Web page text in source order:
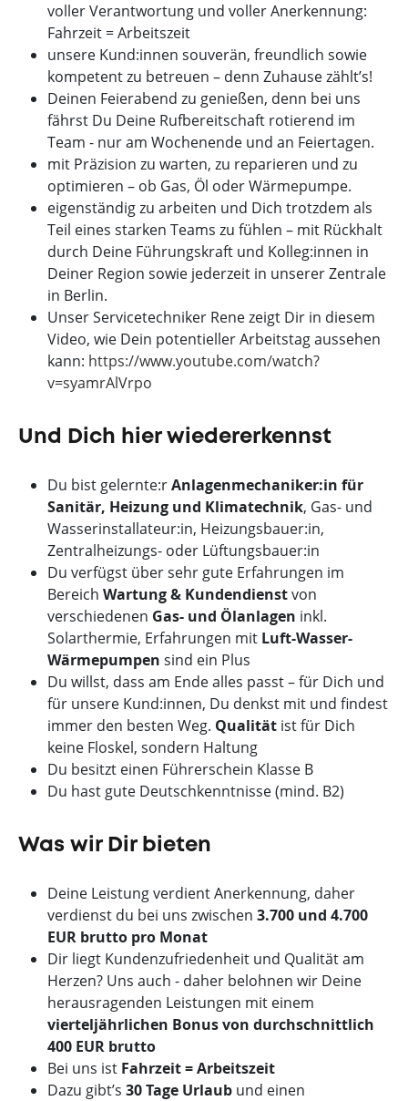
voller Verantwortung und voller Anerkennung:
Fahrzeit = Arbeitszeit
unsere Kund:innen souverän, freundlich sowie
kompetent zu betreuen – denn Zuhause zählt’s!
Deinen Feierabend zu genießen, denn bei uns
fährst Du Deine Rufbereitschaft rotierend im
Team - nur am Wochenende und an Feiertagen.
mit Präzision zu warten, zu reparieren und zu
optimieren – ob Gas, Öl oder Wärmepumpe.
eigenständig zu arbeiten und Dich trotzdem als
Teil eines starken Teams zu fühlen – mit Rückhalt
durch Deine Führungskraft und Kolleg:innen in
Deiner Region sowie jederzeit in unserer Zentrale
in Berlin.
Unser Servicetechniker Rene zeigt Dir in diesem
Video, wie Dein potentieller Arbeitstag aussehen
kann: https://www.youtube.com/watch?
v=syamrAlVrpo
Und Dich hier wiedererkennst
Du bist gelernte:rAnlagenmechaniker:in für
Sanitär, Heizung und Klimatechnik, Gas- und
Wasserinstallateur:in, Heizungsbauer:in,
Zentralheizungs- oder Lüftungsbauer:in
Du verfügst über sehr gute Erfahrungen im
Bereich Wartung & Kundendienstvon
verschiedenen Gas- und Ölanlagen inkl.
Solarthermie, Erfahrungen mit Luft-Wasser-
Wärmepumpen sind ein Plus
Du willst, dass am Ende alles passt – für Dich und
für unsere Kund:innen, Du denkst mit und findest
immer den besten Weg. Qualität ist für Dich
keine Floskel, sondern Haltung
Du besitzt einen Führerschein Klasse B
Du hast gute Deutschkenntnisse (mind. B2)
Was wir Dir bieten
Deine Leistung verdient Anerkennung, daher
verdienst du bei uns zwischen 3.700 und 4.700
EUR brutto pro Monat
Dir liegt Kundenzufriedenheit und Qualität am
Herzen? Uns auch - daher belohnen wir Deine
herausragenden Leistungen mit einem
vierteljährlichen Bonus von durchschnittlich
400 EUR brutto
Bei uns ist Fahrzeit = Arbeitszeit
Dazu gibt’s 30 Tage Urlaub und einen